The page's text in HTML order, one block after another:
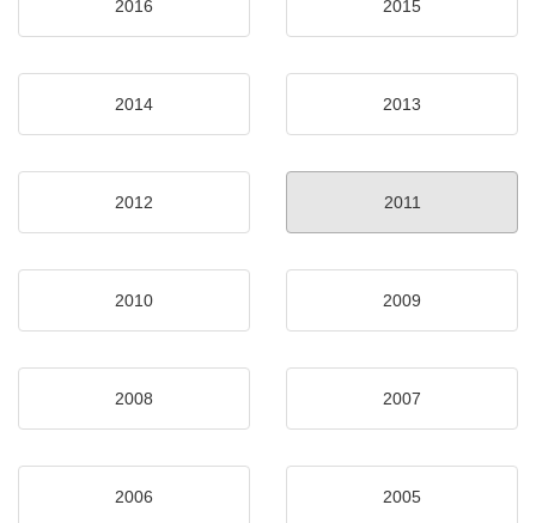
2016 2015
2014 2013
2012 2011
2010 2009
2008 2007
2006 2005